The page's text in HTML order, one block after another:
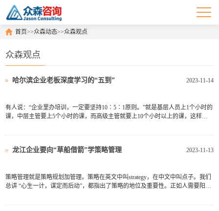
首页>>众森动态>>众森观点
众森观点
2023-11-14
哈尔滨企业老板深度学习的“五到”
有人说：“企业里办培训，一定要坚持10∶5∶1原则。”就是基层人员上1个小时的
课，中层主管要上5个小时的课，而高级主管就要上10个小时以上的课，这样管
备的能力之一。在学习过程中，管理者一定要怀抱喜悦之心，因为是来挖宝的。
2023-11-13
龙江企业要向“草船借箭”学策略管理
策略管理就是策略规划加管理。策略在英文中叫strategy，在中文中叫点子。我们
总讲 “心生一计，谋定而后动”，都指出了策略的地位及重要性。正如人需要阳
争力。定方向就是确定往哪里走，做哪些事。选时间就是要抓准时机，太早、太